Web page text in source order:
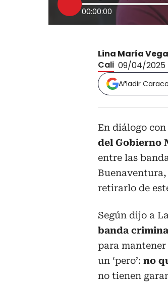
00:00:00
Lina María Vega
Cali 09/04/2025
Añadir
En diálogo con
del Gobierno
entre las
retirarlo de
Según dijo a
banda
para mantener
un ‘pero’: no
no tienen